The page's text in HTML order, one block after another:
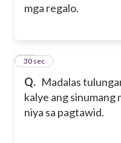
mga regalo.
Q. Madalas
kalye ang sinumang
niya sa pagtawid.
19
30 sec